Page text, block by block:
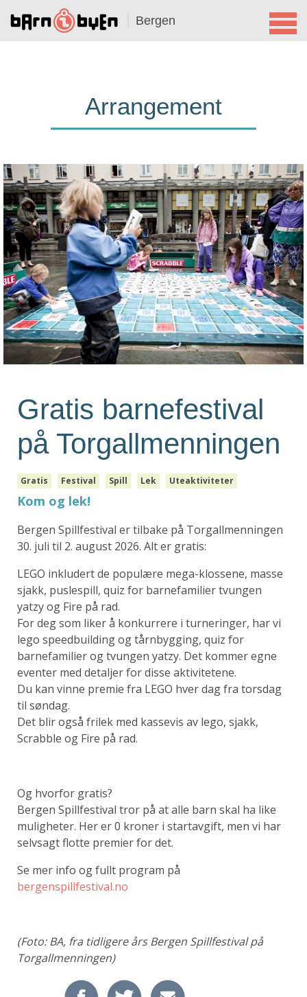
Bergen
Arrangement
Gratis barnefestival
på Torgallmenningen
Gratis Festival Spill Lek Uteaktiviteter
Kom og lek!
Bergen Spillfestival er tilbake på Torgallmenningen
30. juli til 2. august 2026. Alt er gratis:
LEGO inkludert de populære mega-klossene, masse
sjakk, puslespill, quiz for barnefamilier tvungen
yatzy og Fire på rad.
For deg som liker å konkurrere i turneringer, har vi
lego speedbuilding og tårnbygging, quiz for
barnefamilier og tvungen yatzy. Det kommer egne
eventer med detaljer for disse aktivitetene.
Du kan vinne premie fra LEGO hver dag fra torsdag
til søndag.
Det blir også frilek med kassevis av lego, sjakk,
Scrabble og Fire på rad.
Og hvorfor gratis?
Bergen Spillfestival tror på at alle barn skal ha like
muligheter. Her er 0 kroner i startavgift, men vi har
selvsagt flotte premier for det.
Se mer info og fullt program på
bergenspillfestival.no
(Foto: BA, fra tidligere års Bergen Spillfestival på
Torgallmenningen)